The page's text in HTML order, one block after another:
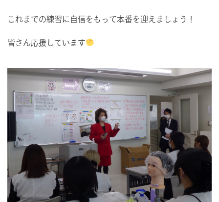
これまでの練習に自信をもって本番を迎えましょう！
皆さん応援しています